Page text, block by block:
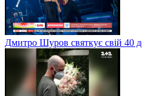
Дмитро Шуров святкує свій 40